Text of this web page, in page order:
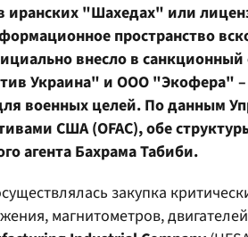
иранских "Шахедах" или
пространство
внесло в санкционный
Украина" и ООО "Экофера" –
военных целей. По данным
США (OFAC), обе
агента Бахрама Табиби.
закупка
магнитометров,